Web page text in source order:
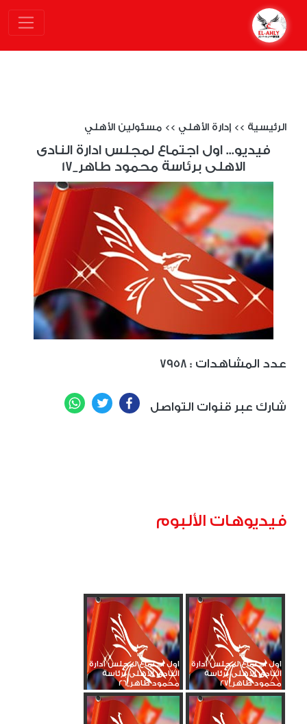
الرئيسية >> إدارة الأهلي >> مسئولين الأهلي
فيديو... اول اجتماع لمجلس ادارة النادى
الاهلى برئاسة محمود طاهر_17
7958 : عدد المشاهدات
شارك عبر قنوات التواصل Facebook
Twitter
فيديوهات الألبوم
اول اجتماع لمجلس ادارة
النادى الاهلى برئاسة
محمود طاهر_27
اول اجتماع لمجلس ادارة
النادى الاهلى برئاسة
محمود طاهر_26